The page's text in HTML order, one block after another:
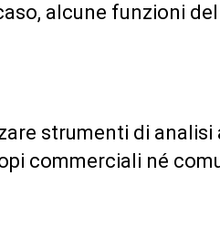
alcune funzioni
strumenti di
commerciali né